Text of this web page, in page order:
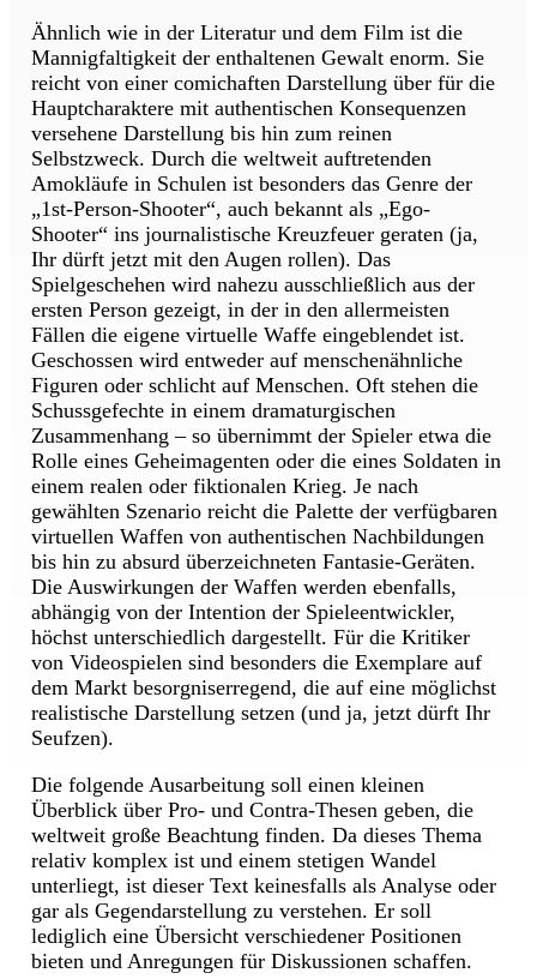
Ähnlich wie in der Literatur und dem Film ist die
Mannigfaltigkeit der enthaltenen Gewalt enorm. Sie
reicht von einer comichaften Darstellung über für die
Hauptcharaktere mit authentischen Konsequenzen
versehene Darstellung bis hin zum reinen
Selbstzweck. Durch die weltweit auftretenden
Amokläufe in Schulen ist besonders das Genre der
„1st-Person-Shooter“, auch bekannt als „Ego-
Shooter“ ins journalistische Kreuzfeuer geraten (ja,
Ihr dürft jetzt mit den Augen rollen). Das
Spielgeschehen wird nahezu ausschließlich aus der
ersten Person gezeigt, in der in den allermeisten
Fällen die eigene virtuelle Waffe eingeblendet ist.
Geschossen wird entweder auf menschenähnliche
Figuren oder schlicht auf Menschen. Oft stehen die
Schussgefechte in einem dramaturgischen
Zusammenhang – so übernimmt der Spieler etwa die
Rolle eines Geheimagenten oder die eines Soldaten in
einem realen oder fiktionalen Krieg. Je nach
gewählten Szenario reicht die Palette der verfügbaren
virtuellen Waffen von authentischen Nachbildungen
bis hin zu absurd überzeichneten Fantasie-Geräten.
Die Auswirkungen der Waffen werden ebenfalls,
abhängig von der Intention der Spieleentwickler,
höchst unterschiedlich dargestellt. Für die Kritiker
von Videospielen sind besonders die Exemplare auf
dem Markt besorgniserregend, die auf eine möglichst
realistische Darstellung setzen (und ja, jetzt dürft Ihr
Seufzen).
Die folgende Ausarbeitung soll einen kleinen
Überblick über Pro- und Contra-Thesen geben, die
weltweit große Beachtung finden. Da dieses Thema
relativ komplex ist und einem stetigen Wandel
unterliegt, ist dieser Text keinesfalls als Analyse oder
gar als Gegendarstellung zu verstehen. Er soll
lediglich eine Übersicht verschiedener Positionen
bieten und Anregungen für Diskussionen schaffen.